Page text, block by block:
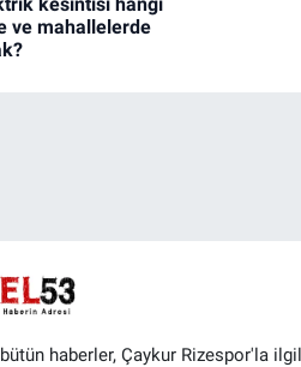
kesintisi hangi
ve mahallelerde
haberler, Çaykur Rizespor'la